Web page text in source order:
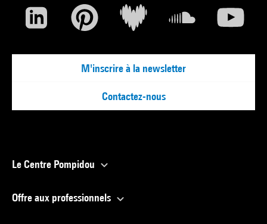
M'inscrire à la newsletter
Contactez-nous
Le Centre Pompidou
Offre aux professionnels